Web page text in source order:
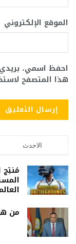
الموقع الإلكتروني
احفظ اسمي، بريدي
هذا المتصفح
الاحدث
من